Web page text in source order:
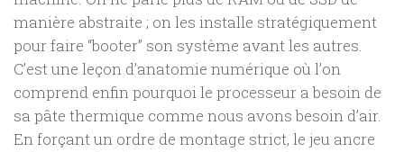
manière abstraite ; on les installe stratégiquement
pour faire “booter” son système avant les autres.
C’est une leçon d’anatomie numérique où l’on
comprend enfin pourquoi le processeur a besoin de
sa pâte thermique comme nous avons besoin d’air.
En forçant un ordre de montage strict, le jeu ancre